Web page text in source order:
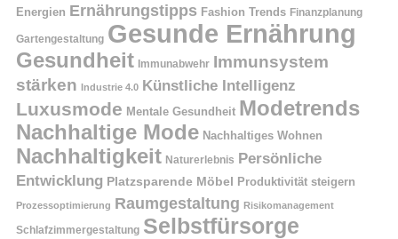
Energien Ernährungstipps Fashion Trends Finanzplanung
Gartengestaltung Gesunde Ernährung
Gesundheit Immunabwehr Immunsystem
stärken Industrie 4.0 Künstliche Intelligenz
Luxusmode Mentale Gesundheit Modetrends
Nachhaltige Mode Nachhaltiges Wohnen
Nachhaltigkeit Naturerlebnis Persönliche
Entwicklung Platzsparende Möbel Produktivität steigern
Prozessoptimierung Raumgestaltung Risikomanagement
Schlafzimmergestaltung Selbstfürsorge